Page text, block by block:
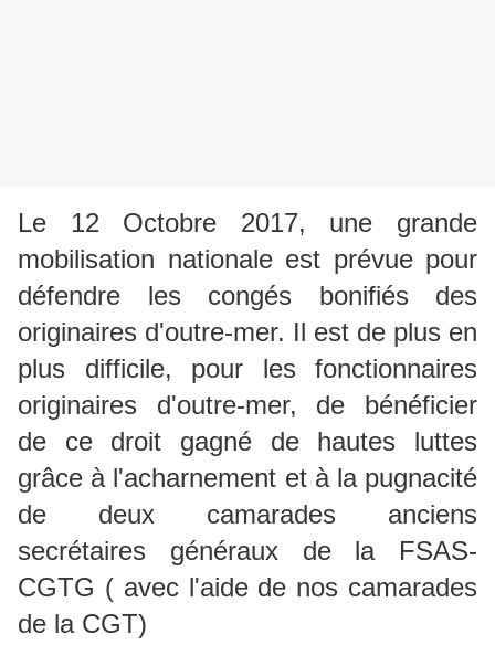
Le 12 Octobre 2017, une grande
mobilisation nationale est prévue pour
défendre les congés bonifiés des
originaires d'outre-mer. Il est de plus en
plus difficile, pour les fonctionnaires
originaires d'outre-mer, de bénéficier
de ce droit gagné de hautes luttes
grâce à l'acharnement et à la pugnacité
de deux camarades anciens
secrétaires généraux de la FSAS-
CGTG ( avec l'aide de nos camarades
de la CGT)